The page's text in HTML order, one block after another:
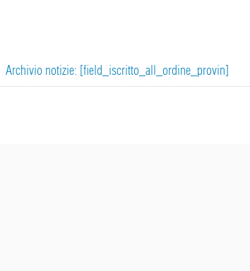
Archivio notizie: [field_iscritto_all_ordine_provin]